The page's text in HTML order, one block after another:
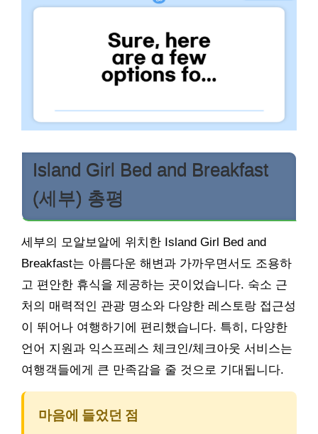
Island Girl Bed and Breakfast
(세부) 총평
세부의 모알보알에 위치한 Island Girl Bed and
Breakfast는 아름다운 해변과 가까우면서도 조용하
고 편안한 휴식을 제공하는 곳이었습니다. 숙소 근
처의 매력적인 관광 명소와 다양한 레스토랑 접근성
이 뛰어나 여행하기에 편리했습니다. 특히, 다양한
언어 지원과 익스프레스 체크인/체크아웃 서비스는
여행객들에게 큰 만족감을 줄 것으로 기대됩니다.
마음에 들었던 점